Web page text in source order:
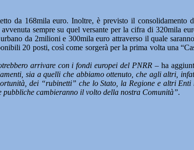
da 168mila euro. Inoltre, è previsto il consolidamento
sempre su quel versante per la cifra di 320mila
da 2milioni e 300mila euro attraverso il quale
20 posti, così come sorgerà per la prima volta una
arrivare con i fondi europei del PNRR – ha
sia a quelli che abbiamo ottenuto, che agli altri,
dei “rubinetti” che lo Stato, la Regione e altri
pubbliche cambieranno il volto della nostra Comunità”.